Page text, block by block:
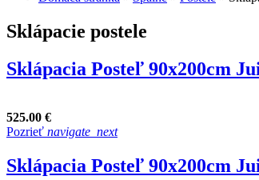
Sklápacie postele
Sklápacia Posteľ 90x200cm
525.00 €
Pozrieť navigate_next
Sklápacia Posteľ 90x200cm